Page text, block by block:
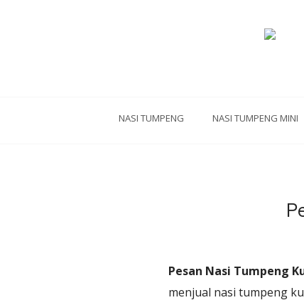
NASI TUMPENG NASI TUMPENG MINI
Pesan Nasi Tumpeng
menjual nasi tumpeng